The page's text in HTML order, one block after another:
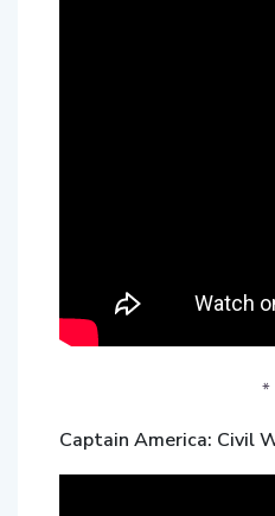
*
Captain America: Civil